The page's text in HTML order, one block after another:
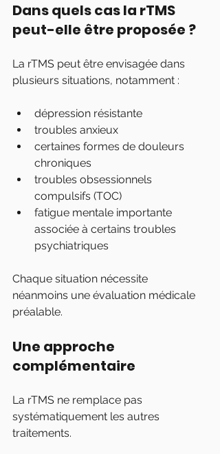
Dans quels cas la rTMS
peut-elle être proposée ?
La rTMS peut être envisagée dans
plusieurs situations, notamment :
dépression résistante
troubles anxieux
certaines formes de douleurs
chroniques
troubles obsessionnels
compulsifs (TOC)
fatigue mentale importante
associée à certains troubles
psychiatriques
Chaque situation nécessite
néanmoins une évaluation médicale
préalable.
Une approche
complémentaire
La rTMS ne remplace pas
systématiquement les autres
traitements.